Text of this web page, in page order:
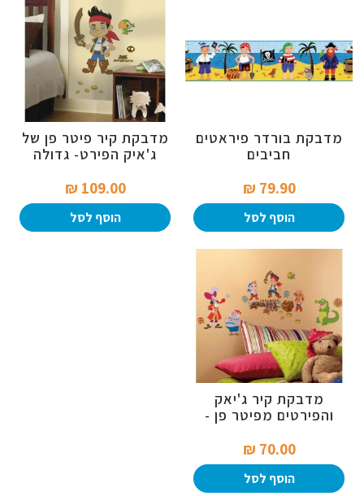
מדבקת בורדר פיראטים
חביבים
79.90 ₪‎
הוסף לסל
מדבקת קיר פיטר פן של
ג'איק הפירט- גדולה
109.00 ₪‎
הוסף לסל
מדבקת קיר ג'יאק
והפירטים מפיטר פן -
70.00 ₪‎
הוסף לסל